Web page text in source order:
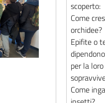
scoperto:
Come
orchidee?
Epifite o
per la loro
Come